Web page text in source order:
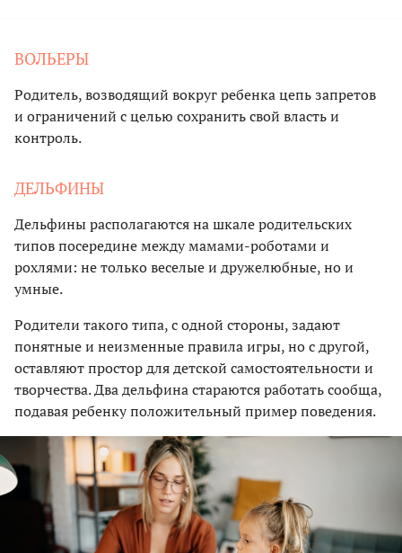
ВОЛЬЕРЫ
Родитель, возводящий вокруг ребенка цепь запретов
и ограничений с целью сохранить свой власть и
контроль.
ДЕЛЬФИНЫ
Дельфины располагаются на шкале родительских
типов посередине между мамами-роботами и
рохлями: не только веселые и дружелюбные, но и
умные.
Родители такого типа, с одной стороны, задают
понятные и неизменные правила игры, но с другой,
оставляют простор для детской самостоятельности и
творчества. Два дельфина стараются работать сообща,
подавая ребенку положительный пример поведения.